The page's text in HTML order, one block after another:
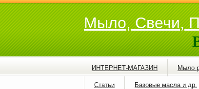
Мыло, Свечи,
ИНТЕРНЕТ-МАГАЗИН Мыло
Статьи Базовые масла и др.